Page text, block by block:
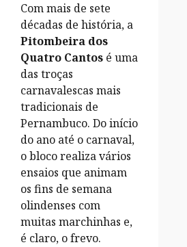
Com mais de sete
décadas de história, a
Pitombeira dos
Quatro Cantos é uma
das troças
carnavalescas mais
tradicionais de
Pernambuco. Do início
do ano até o carnaval,
o bloco realiza vários
ensaios que animam
os fins de semana
olindenses com
muitas marchinhas e,
é claro, o frevo.